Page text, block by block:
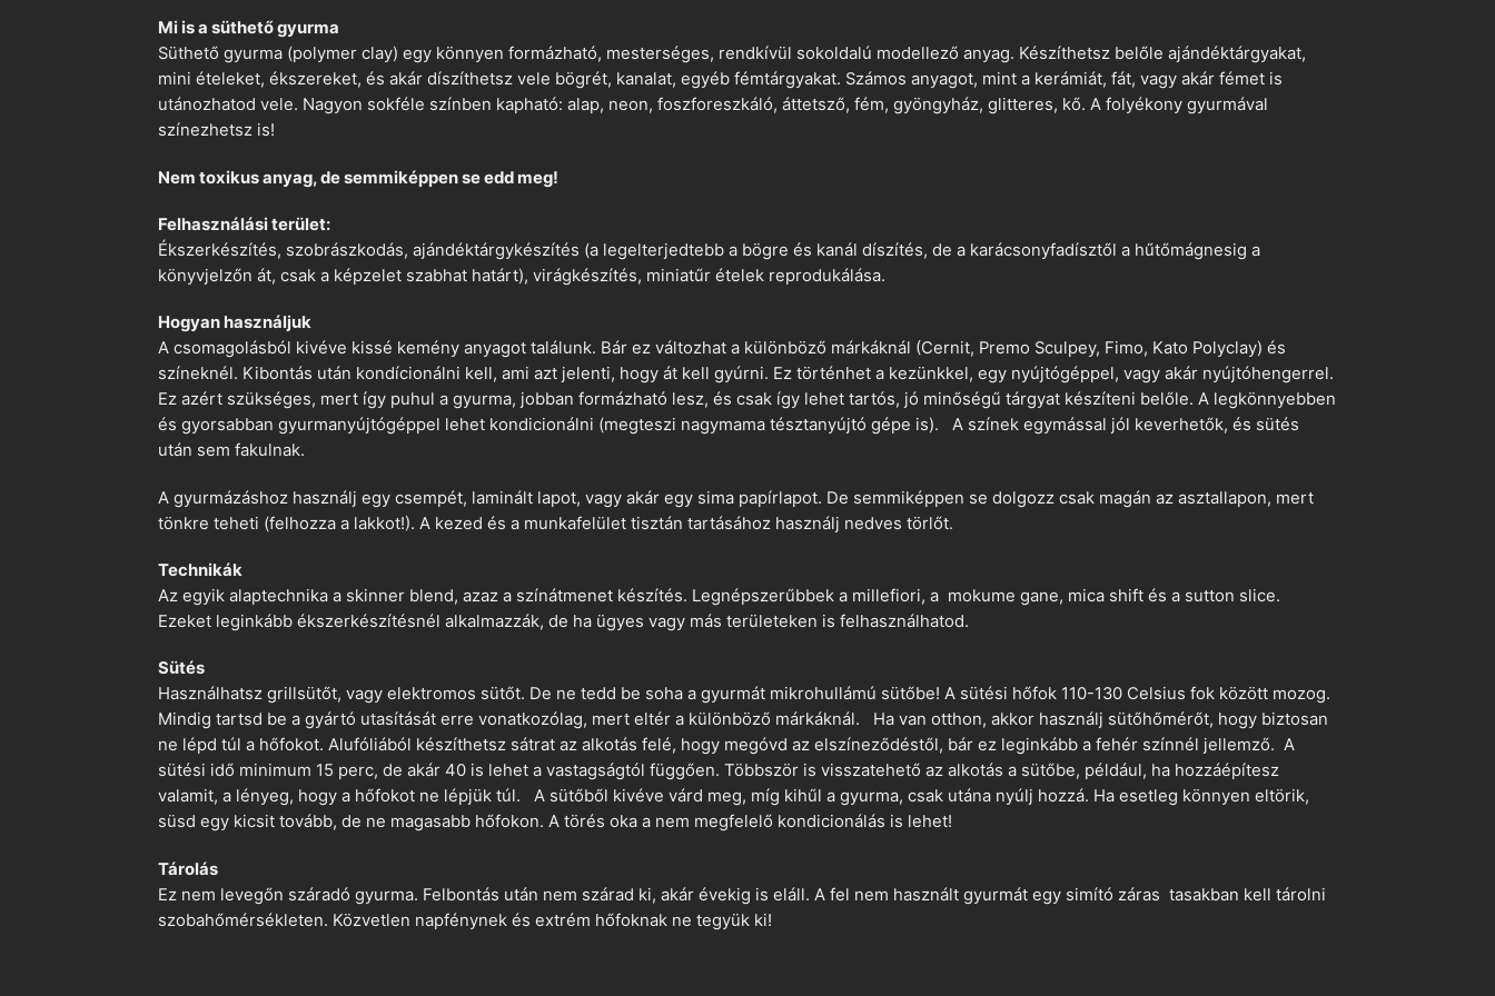
Mi is a süthető gyurma
Süthető gyurma (polymer clay) egy könnyen formázható, mesterséges, rendkívül sokoldalú modellező anyag. Készíthetsz belőle ajándéktárgyakat,
mini ételeket, ékszereket, és akár díszíthetsz vele bögrét, kanalat, egyéb fémtárgyakat. Számos anyagot, mint a kerámiát, fát, vagy akár fémet is
utánozhatod vele. Nagyon sokféle színben kapható: alap, neon, foszforeszkáló, áttetsző, fém, gyöngyház, glitteres, kő. A folyékony gyurmával
színezhetsz is!
Nem toxikus anyag, de semmiképpen se edd meg!
Felhasználási terület:
Ékszerkészítés, szobrászkodás, ajándéktárgykészítés (a legelterjedtebb a bögre és kanál díszítés, de a karácsonyfadísztől a hűtőmágnesig a
könyvjelzőn át, csak a képzelet szabhat határt), virágkészítés, miniatűr ételek reprodukálása.
Hogyan használjuk
A csomagolásból kivéve kissé kemény anyagot találunk. Bár ez változhat a különböző márkáknál (Cernit, Premo Sculpey, Fimo, Kato Polyclay) és
színeknél. Kibontás után kondícionálni kell, ami azt jelenti, hogy át kell gyúrni. Ez történhet a kezünkkel, egy nyújtógéppel, vagy akár nyújtóhengerrel.
Ez azért szükséges, mert így puhul a gyurma, jobban formázható lesz, és csak így lehet tartós, jó minőségű tárgyat készíteni belőle. A legkönnyebben
és gyorsabban gyurmanyújtógéppel lehet kondicionálni (megteszi nagymama tésztanyújtó gépe is). A színek egymással jól keverhetők, és sütés
után sem fakulnak.
A gyurmázáshoz használj egy csempét, laminált lapot, vagy akár egy sima papírlapot. De semmiképpen se dolgozz csak magán az asztallapon, mert
tönkre teheti (felhozza a lakkot!). A kezed és a munkafelület tisztán tartásához használj nedves törlőt.
Technikák
Az egyik alaptechnika a skinner blend, azaz a színátmenet készítés. Legnépszerűbbek a millefiori, a mokume gane, mica shift és a sutton slice.
Ezeket leginkább ékszerkészítésnél alkalmazzák, de ha ügyes vagy más területeken is felhasználhatod.
Sütés
Használhatsz grillsütőt, vagy elektromos sütőt. De ne tedd be soha a gyurmát mikrohullámú sütőbe! A sütési hőfok 110-130 Celsius fok között mozog.
Mindig tartsd be a gyártó utasítását erre vonatkozólag, mert eltér a különböző márkáknál. Ha van otthon, akkor használj sütőhőmérőt, hogy biztosan
ne lépd túl a hőfokot. Alufóliából készíthetsz sátrat az alkotás felé, hogy megóvd az elszíneződéstől, bár ez leginkább a fehér színnél jellemző. A
sütési idő minimum 15 perc, de akár 40 is lehet a vastagságtól függően. Többször is visszatehető az alkotás a sütőbe, például, ha hozzáépítesz
valamit, a lényeg, hogy a hőfokot ne lépjük túl. A sütőből kivéve várd meg, míg kihűl a gyurma, csak utána nyúlj hozzá. Ha esetleg könnyen eltörik,
süsd egy kicsit tovább, de ne magasabb hőfokon. A törés oka a nem megfelelő kondicionálás is lehet!
Tárolás
Ez nem levegőn száradó gyurma. Felbontás után nem szárad ki, akár évekig is eláll. A fel nem használt gyurmát egy simító záras tasakban kell tárolni
szobahőmérsékleten. Közvetlen napfénynek és extrém hőfoknak ne tegyük ki!